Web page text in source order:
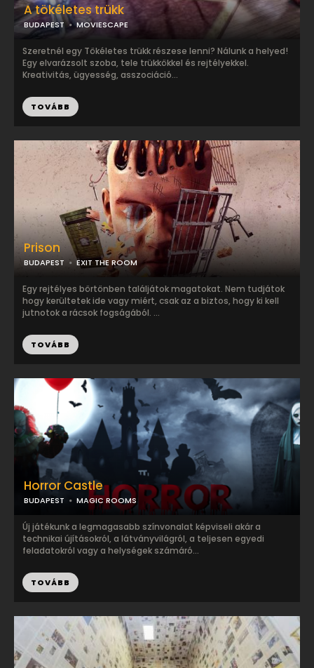
A tökéletes trükk
BUDAPEST MOVIESCAPE
Szeretnél egy Tökéletes trükk részese lenni? Nálunk a helyed!
Egy elvarázsolt szoba, tele trükkökkel és rejtélyekkel.
Kreativitás, ügyesség, asszociáció...
TOVÁBB
Prison
BUDAPEST EXIT THE ROOM
Egy rejtélyes börtönben találjátok magatokat. Nem tudjátok
hogy kerültetek ide vagy miért, csak az a biztos, hogy ki kell
jutnotok a rácsok fogságából. ...
TOVÁBB
Horror Castle
BUDAPEST MAGIC ROOMS
Új játékunk a legmagasabb színvonalat képviseli akár a
technikai újításokról, a látványvilágról, a teljesen egyedi
feladatokról vagy a helységek számáró...
TOVÁBB